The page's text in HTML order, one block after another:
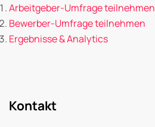
Arbeitgeber-Umfrage teilnehmen
Bewerber-Umfrage teilnehmen
Ergebnisse & Analytics
Kontakt